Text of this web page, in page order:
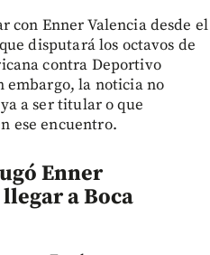
con Enner Valencia desde el
disputará los octavos de
contra Deportivo
embargo, la noticia no
a ser titular o que
ese encuentro.
Enner
a Boca